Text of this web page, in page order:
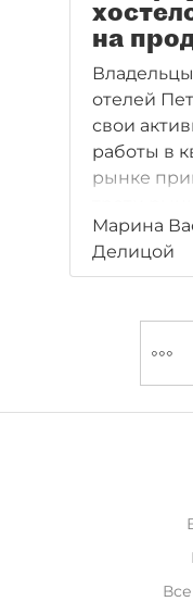
на
отелей
свои
работы в
рынке
Марина
Делицой